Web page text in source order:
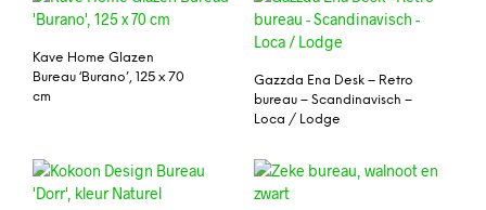
Kave Home Glazen
Bureau ‘Burano’, 125 x 70
cm
Gazzda Ena Desk – Retro
bureau – Scandinavisch –
Loca / Lodge